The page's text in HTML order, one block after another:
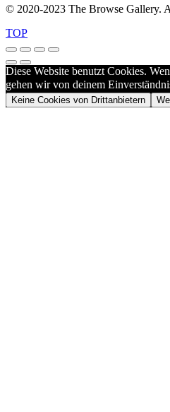
© 2020-2023 The Browse Gallery.
TOP
Diese Website benutzt Cookies.
gehen wir von deinem
Keine Cookies von Drittanbietern